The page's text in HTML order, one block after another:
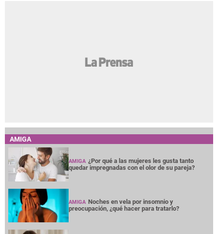
AMIGA
AMIGA ¿Por qué a las mujeres les gusta tanto
quedar impregnadas con el olor de su pareja?
AMIGA Noches en vela por insomnio y
preocupación, ¿qué hacer para tratarlo?